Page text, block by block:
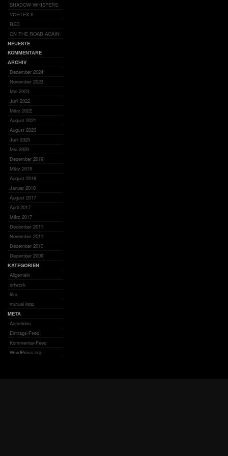
SHADOW WHISPERS
VORTEX II
RED
ON THE ROAD AGAIN
NEUESTE
KOMMENTARE
ARCHIV
Dezember 2024
November 2023
Mai 2023
Juni 2022
März 2022
August 2021
August 2020
Juni 2020
Mai 2020
Dezember 2019
März 2019
August 2018
Januar 2018
August 2017
April 2017
März 2017
Dezember 2011
November 2011
Dezember 2010
Dezember 2009
KATEGORIEN
Allgemein
artwork
film
mutual loop
META
Anmelden
Eintrags-Feed
Kommentar-Feed
WordPress.org